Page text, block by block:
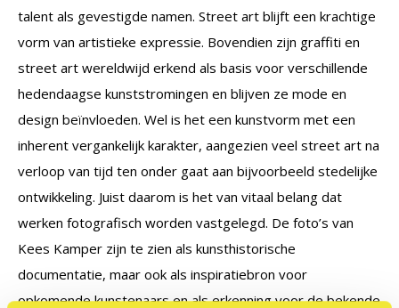
talent als gevestigde namen. Street art blijft een krachtige
vorm van artistieke expressie. Bovendien zijn graffiti en
street art wereldwijd erkend als basis voor verschillende
hedendaagse kunststromingen en blijven ze mode en
design beïnvloeden. Wel is het een kunstvorm met een
inherent vergankelijk karakter, aangezien veel street art na
verloop van tijd ten onder gaat aan bijvoorbeeld stedelijke
ontwikkeling. Juist daarom is het van vitaal belang dat
werken fotografisch worden vastgelegd. De foto’s van
Kees Kamper zijn te zien als kunsthistorische
documentatie, maar ook als inspiratiebron voor
opkomende kunstenaars en als erkenning voor de bekende